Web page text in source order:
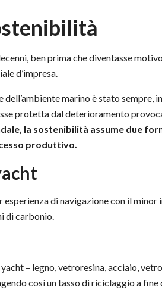
ben prima che diventasse
d’impresa.
marino è stato sempre,
protetta dal deterioramento
la sostenibilità assume due
produttivo.
di navigazione con il
di carbonio.
– legno, vetroresina, acciaio,
così un tasso di riciclaggio a fine